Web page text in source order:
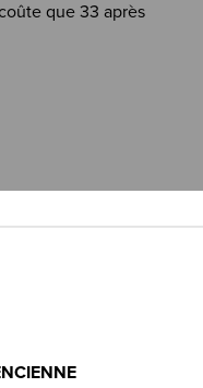
que 33 après